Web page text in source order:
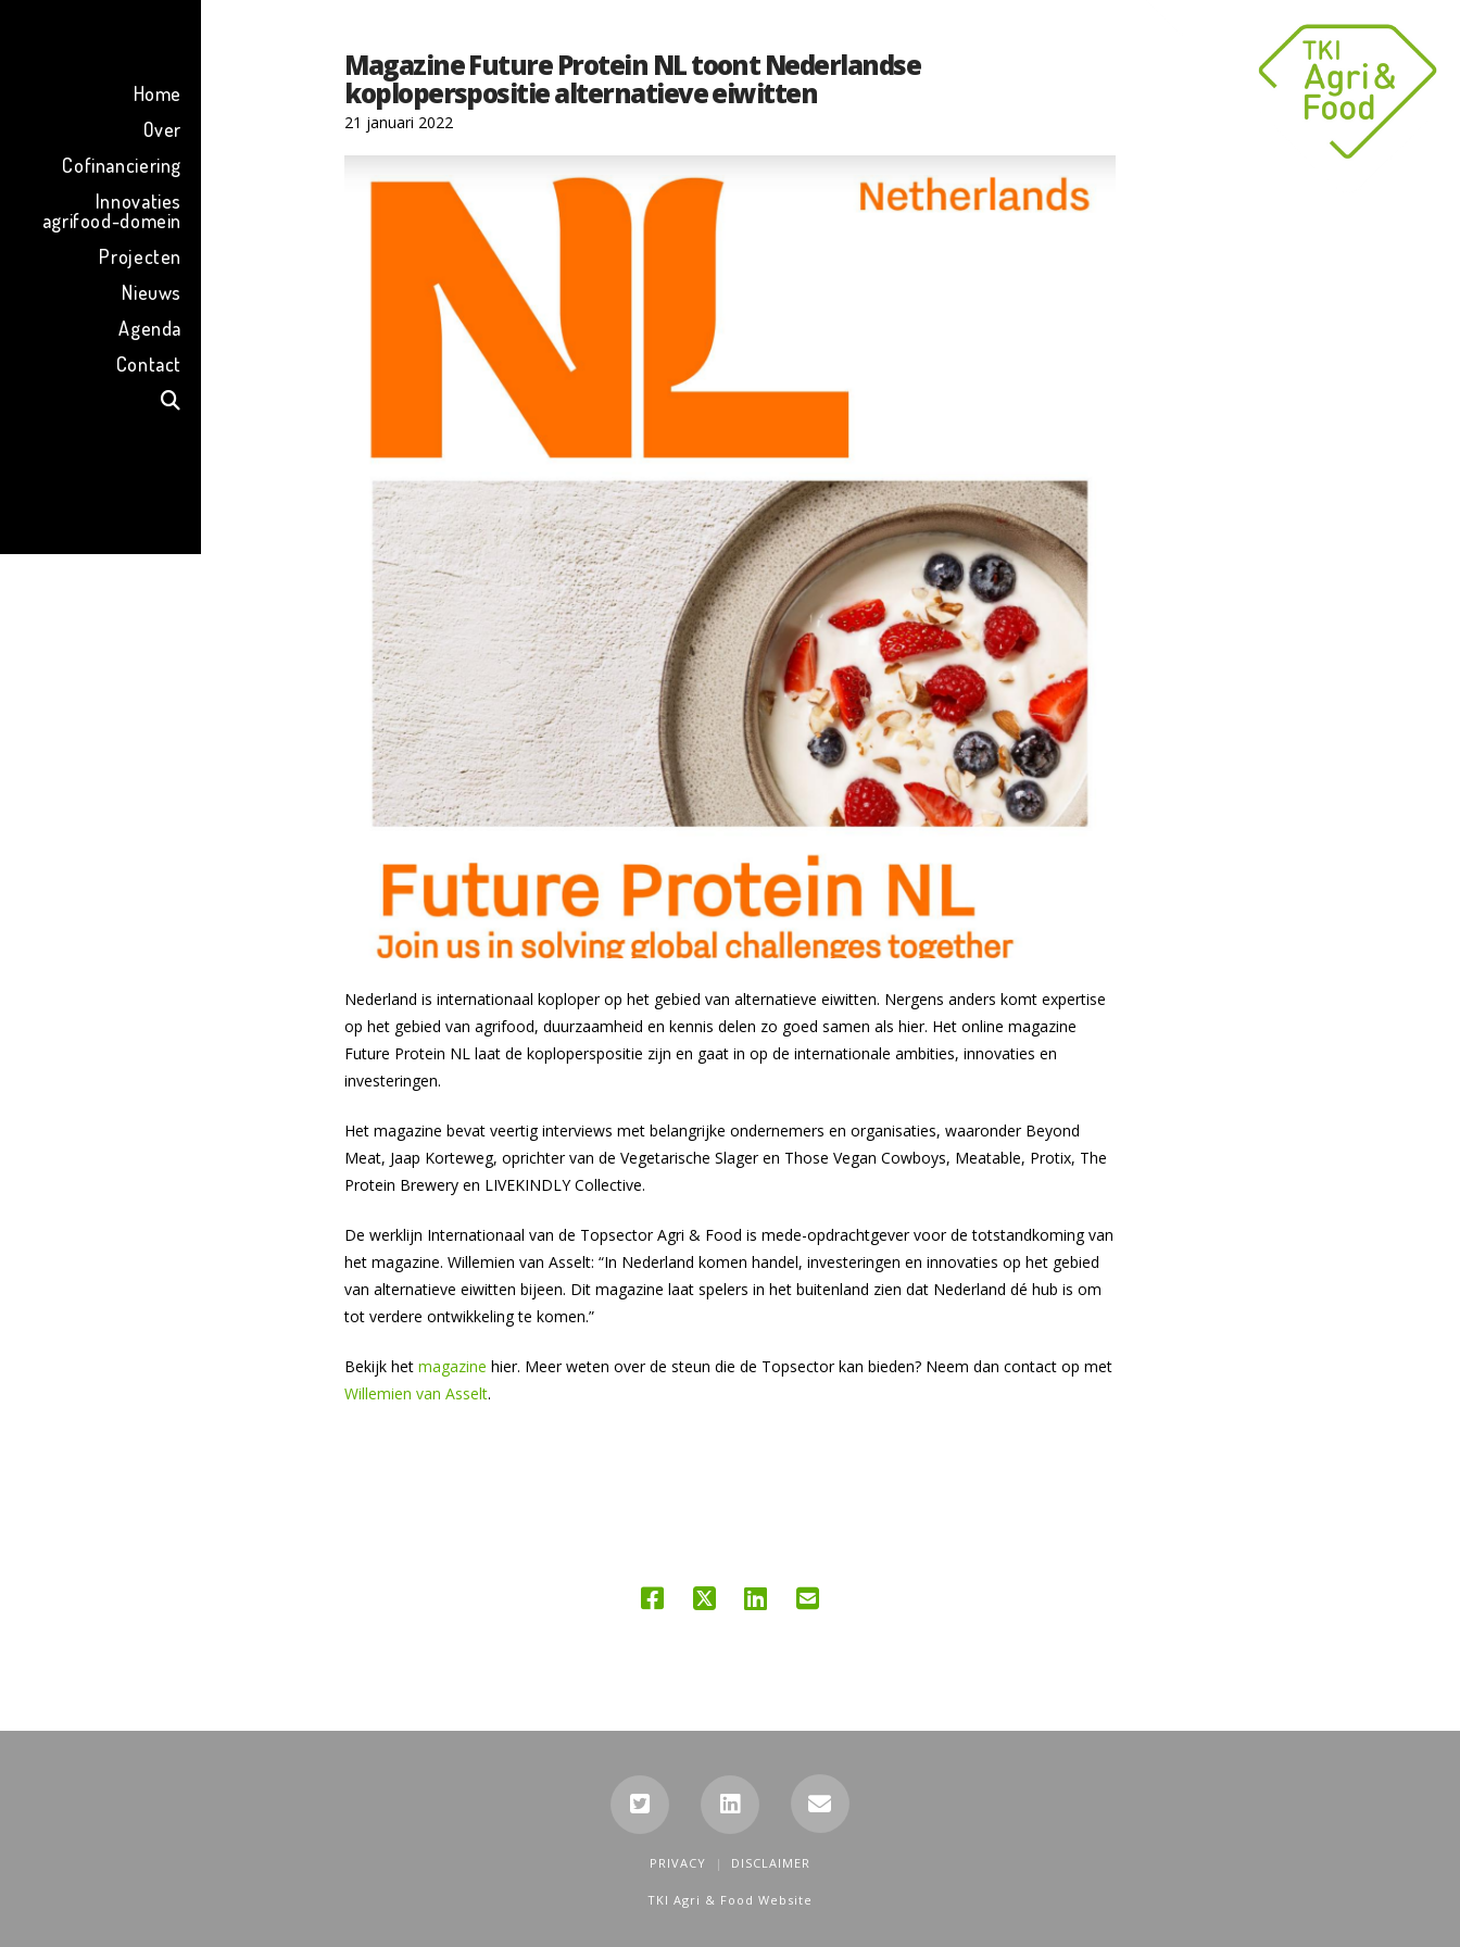
Home
Over
Cofinanciering
Innovaties
agrifood-domein
Projecten
Nieuws
Agenda
Contact
Magazine Future Protein NL toont Nederlandse
koploperspositie alternatieve eiwitten
21 januari 2022
Nederland is internationaal koploper op het gebied van alternatieve eiwitten. Nergens anders komt expertise
op het gebied van agrifood, duurzaamheid en kennis delen zo goed samen als hier. Het online magazine
Future Protein NL laat de koploperspositie zijn en gaat in op de internationale ambities, innovaties en
investeringen.
Het magazine bevat veertig interviews met belangrijke ondernemers en organisaties, waaronder Beyond
Meat, Jaap Korteweg, oprichter van de Vegetarische Slager en Those Vegan Cowboys, Meatable, Protix, The
Protein Brewery en LIVEKINDLY Collective.
De werklijn Internationaal van de Topsector Agri & Food is mede-opdrachtgever voor de totstandkoming van
het magazine. Willemien van Asselt: “In Nederland komen handel, investeringen en innovaties op het gebied
van alternatieve eiwitten bijeen. Dit magazine laat spelers in het buitenland zien dat Nederland dé hub is om
tot verdere ontwikkeling te komen.”
Bekijk hetmagazine hier. Meer weten over de steun die de Topsector kan bieden? Neem dan contact op met
Willemien van Asselt.
PRIVACY DISCLAIMER
TKI Agri & Food Website